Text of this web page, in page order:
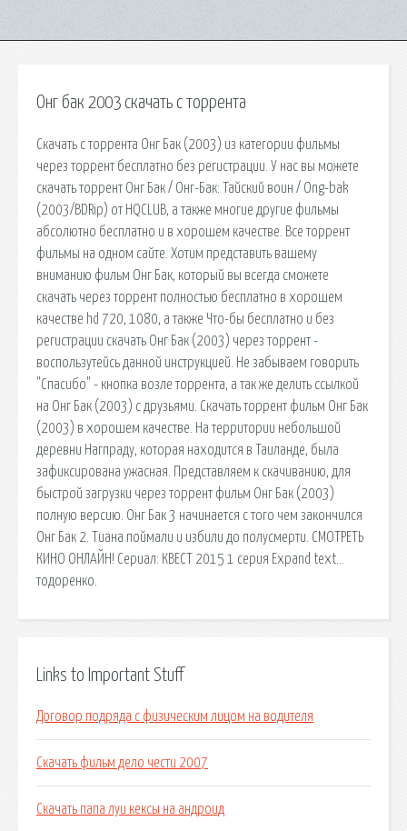
Онг бак 2003 скачать с торрента
Скачать с торрента Онг Бак (2003) из категории фильмы
через торрент бесплатно без регистрации. У нас вы можете
скачать торрент Онг Бак / Онг-Бак: Тайский воин / Ong-bak
(2003/BDRip) от HQCLUB, а также многие другие фильмы
абсолютно бесплатно и в хорошем качестве. Все торрент
фильмы на одном сайте. Хотим представить вашему
вниманию фильм Онг Бак, который вы всегда сможете
скачать через торрент полностью бесплатно в хорошем
качестве hd 720, 1080, а также Что-бы бесплатно и без
регистрации скачать Онг Бак (2003) через торрент -
воспользутейсь данной инструкцией. Не забываем говорить
"Спасибо" - кнопка возле торрента, а так же делить ссылкой
на Онг Бак (2003) с друзьями. Скачать торрент фильм Онг Бак
(2003) в хорошем качестве. На территории небольшой
деревни Нагпраду, которая находится в Таиланде, была
зафиксирована ужасная. Представляем к скачиванию, для
быстрой загрузки через торрент фильм Онг Бак (2003)
полную версию. Онг Бак 3 начинается с того чем закончился
Онг Бак 2. Тиана поймали и избили до полусмерти. СМОТРЕТЬ
КИНО ОНЛАЙН! Сериал: КВЕСТ 2015 1 серия Expand text…
тодоренко.
Links to Important Stuff
Договор подряда с физическим лицом на водителя
Скачать фильм дело чести 2007
Скачать папа луи кексы на андроид